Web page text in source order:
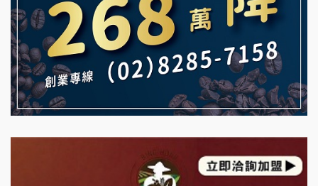
MUSHEN徵SPA美容芳療師
日十。早午食加盟說明會
拾鑶火鍋加盟說明會
TEA TOP加盟說明會
珍好味臭臭鍋加盟說明會
藍象廷泰式火鍋加盟說明會